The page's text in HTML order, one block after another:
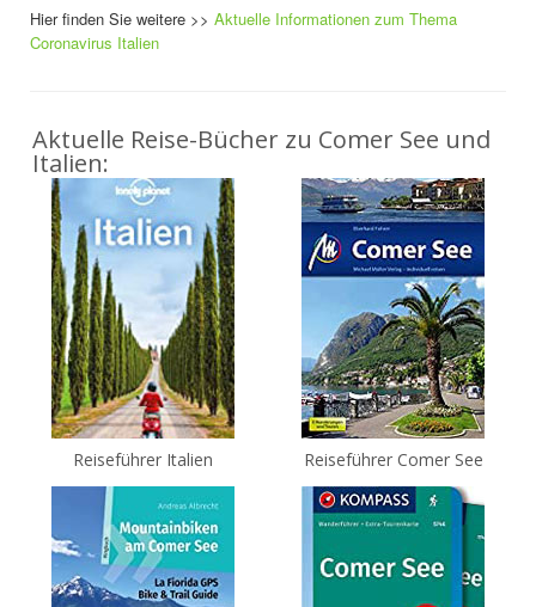
Hier finden Sie weitere >> Aktuelle Informationen zum Thema
Coronavirus Italien
Aktuelle Reise-Bücher zu Comer See und
Italien:
Reiseführer Italien Reiseführer Comer See